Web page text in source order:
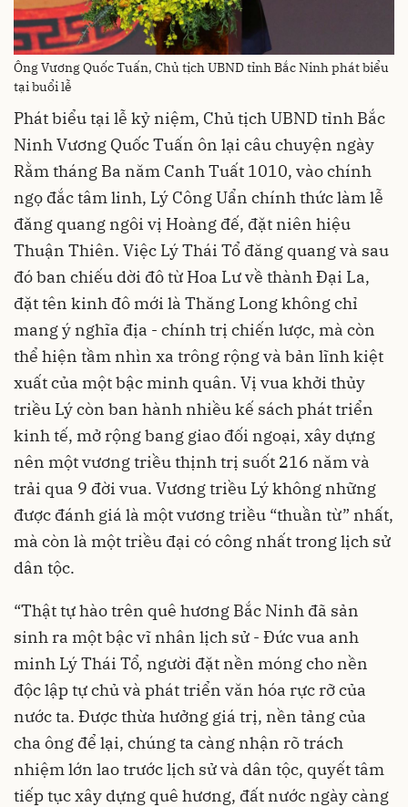
Ông Vương Quốc Tuấn, Chủ tịch UBND tỉnh Bắc Ninh phát biểu
tại buổi lễ
Phát biểu tại lễ kỷ niệm, Chủ tịch UBND tỉnh Bắc
Ninh Vương Quốc Tuấn ôn lại câu chuyện ngày
Rằm tháng Ba năm Canh Tuất 1010, vào chính
ngọ đắc tâm linh, Lý Công Uẩn chính thức làm lễ
đăng quang ngôi vị Hoàng đế, đặt niên hiệu
Thuận Thiên. Việc Lý Thái Tổ đăng quang và sau
đó ban chiếu dời đô từ Hoa Lư về thành Đại La,
đặt tên kinh đô mới là Thăng Long không chỉ
mang ý nghĩa địa - chính trị chiến lược, mà còn
thể hiện tầm nhìn xa trông rộng và bản lĩnh kiệt
xuất của một bậc minh quân. Vị vua khởi thủy
triều Lý còn ban hành nhiều kế sách phát triển
kinh tế, mở rộng bang giao đối ngoại, xây dựng
nên một vương triều thịnh trị suốt 216 năm và
trải qua 9 đời vua. Vương triều Lý không những
được đánh giá là một vương triều “thuần từ” nhất,
mà còn là một triều đại có công nhất trong lịch sử
dân tộc.
“Thật tự hào trên quê hương Bắc Ninh đã sản
sinh ra một bậc vĩ nhân lịch sử - Đức vua anh
minh Lý Thái Tổ, người đặt nền móng cho nền
độc lập tự chủ và phát triển văn hóa rực rỡ của
nước ta. Được thừa hưởng giá trị, nền tảng của
cha ông để lại, chúng ta càng nhận rõ trách
nhiệm lớn lao trước lịch sử và dân tộc, quyết tâm
tiếp tục xây dựng quê hương, đất nước ngày càng